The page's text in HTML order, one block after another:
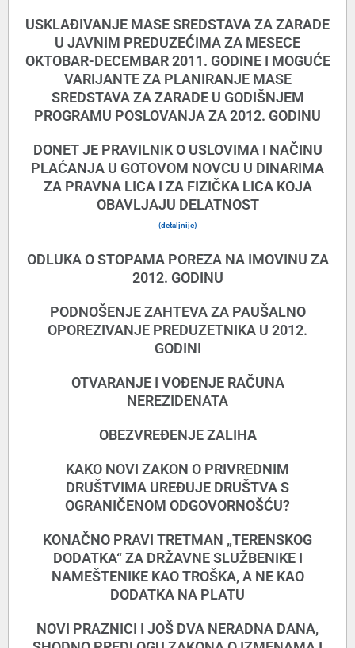
USKLAĐIVANJE MASE SREDSTAVA ZA ZARADE
U JAVNIM PREDUZEĆIMA ZA MESECE
OKTOBAR-DECEMBAR 2011. GODINE I MOGUĆE
VARIJANTE ZA PLANIRANJE MASE
SREDSTAVA ZA ZARADE U GODIŠNJEM
PROGRAMU POSLOVANJA ZA 2012. GODINU
DONET JE PRAVILNIK O USLOVIMA I NAČINU
PLAĆANJA U GOTOVOM NOVCU U DINARIMA
ZA PRAVNA LICA I ZA FIZIČKA LICA KOJA
OBAVLJAJU DELATNOST
(detaljnije)
ODLUKA O STOPAMA POREZA NA IMOVINU ZA
2012. GODINU
PODNOŠENJE ZAHTEVA ZA PAUŠALNO
OPOREZIVANJE PREDUZETNIKA U 2012.
GODINI
OTVARANJE I VOĐENJE RAČUNA
NEREZIDENATA
OBEZVREĐENJE ZALIHA
KAKO NOVI ZAKON O PRIVREDNIM
DRUŠTVIMA UREĐUJE DRUŠTVA S
OGRANIČENOM ODGOVORNOŠĆU?
KONAČNO PRAVI TRETMAN „TERENSKOG
DODATKA“ ZA DRŽAVNE SLUŽBENIKE I
NAMEŠTENIKE KAO TROŠKA, A NE KAO
DODATKA NA PLATU
NOVI PRAZNICI I JOŠ DVA NERADNA DANA,